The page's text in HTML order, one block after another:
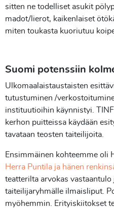
sitten ne todelliset asukit
madot/lierot, kaikenlaiset
miten toukasta kuoriutuu
Suomi potenssiin
Ulkomaalaistaustaisten
tutustuminen /
instituutioihin käynnistyi.
kerhon puitteissa käydään
tavataan teosten taiteilijoita.
Ensimmäinen kohteemme oli
Herra Puntila ja hänen
teatterilta arvokas
taiteilijaryhmälle ilmaisliput.
myöhemmin. Erityiskiitokset